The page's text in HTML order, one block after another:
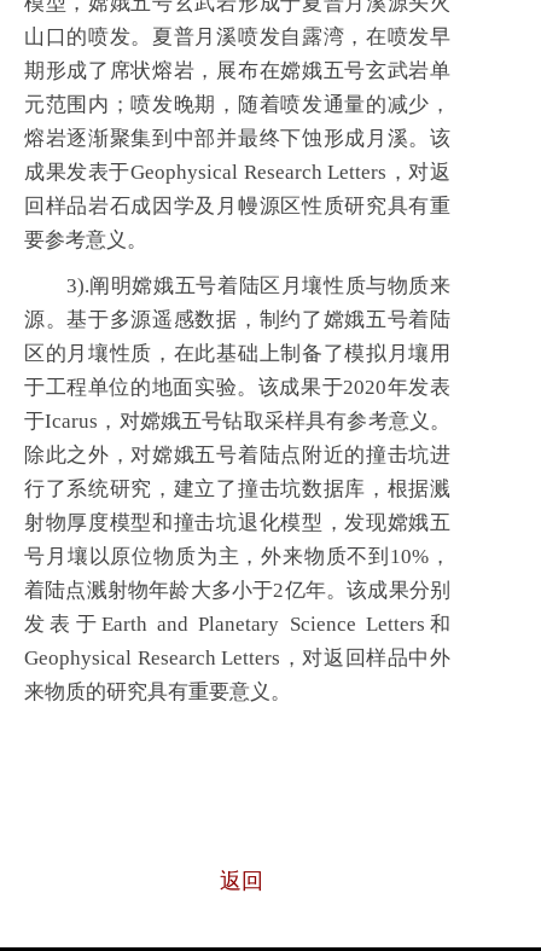
山口的喷发。夏普月溪喷发自露湾，在喷发早
期形成了席状熔岩，展布在嫦娥五号玄武岩单
元范围内；喷发晚期，随着喷发通量的减少，
熔岩逐渐聚集到中部并最终下蚀形成月溪。该
成果发表于Geophysical Research Letters，对返
回样品岩石成因学及月幔源区性质研究具有重
要参考意义。
3).阐明嫦娥五号着陆区月壤性质与物质来
源。基于多源遥感数据，制约了嫦娥五号着陆
区的月壤性质，在此基础上制备了模拟月壤用
于工程单位的地面实验。该成果于2020年发表
于Icarus，对嫦娥五号钻取采样具有参考意义。
除此之外，对嫦娥五号着陆点附近的撞击坑进
行了系统研究，建立了撞击坑数据库，根据溅
射物厚度模型和撞击坑退化模型，发现嫦娥五
号月壤以原位物质为主，外来物质不到10%，
着陆点溅射物年龄大多小于2亿年。该成果分别
发表于Earth and Planetary Science Letters和
Geophysical Research Letters，对返回样品中外
来物质的研究具有重要意义。
返回